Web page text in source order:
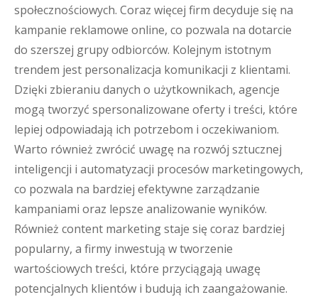
społecznościowych. Coraz więcej firm decyduje się na
kampanie reklamowe online, co pozwala na dotarcie
do szerszej grupy odbiorców. Kolejnym istotnym
trendem jest personalizacja komunikacji z klientami.
Dzięki zbieraniu danych o użytkownikach, agencje
mogą tworzyć spersonalizowane oferty i treści, które
lepiej odpowiadają ich potrzebom i oczekiwaniom.
Warto również zwrócić uwagę na rozwój sztucznej
inteligencji i automatyzacji procesów marketingowych,
co pozwala na bardziej efektywne zarządzanie
kampaniami oraz lepsze analizowanie wyników.
Również content marketing staje się coraz bardziej
popularny, a firmy inwestują w tworzenie
wartościowych treści, które przyciągają uwagę
potencjalnych klientów i budują ich zaangażowanie.